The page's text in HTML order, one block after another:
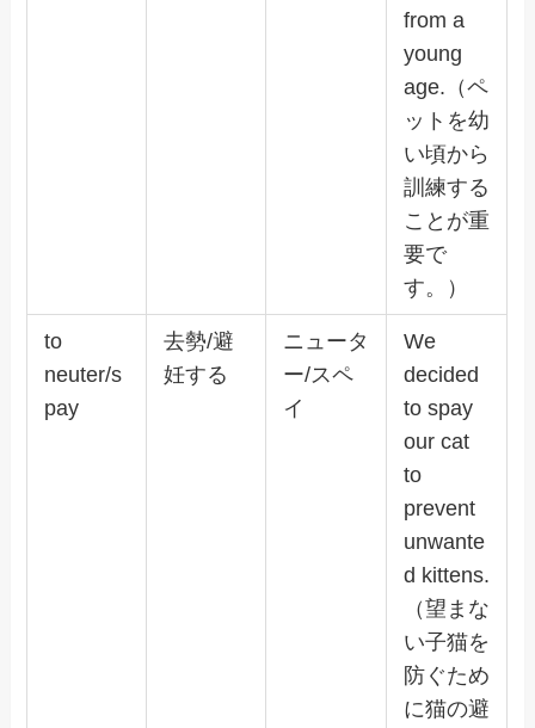
from a
young
age.（ペ
ットを幼
い頃から
訓練する
ことが重
要で
す。）
to
neuter/s
pay
去勢/避
妊する
ニュータ
ー/スペ
イ
We
decided
to spay
our cat
to
prevent
unwante
d kittens.
（望まな
い子猫を
防ぐため
に猫の避